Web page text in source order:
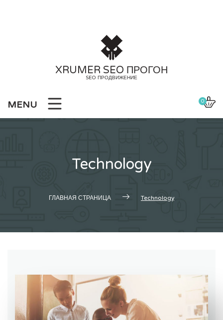
XRUMER SEO ПРОГОН
SEO ПРОДВИЖЕНИЕ
MENU 0
Technology
ГЛАВНАЯ СТРАНИЦА Technology